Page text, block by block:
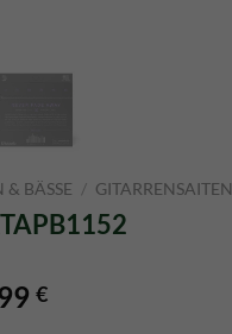
& BÄSSE / GITARRENSAITEN
€Aktueller